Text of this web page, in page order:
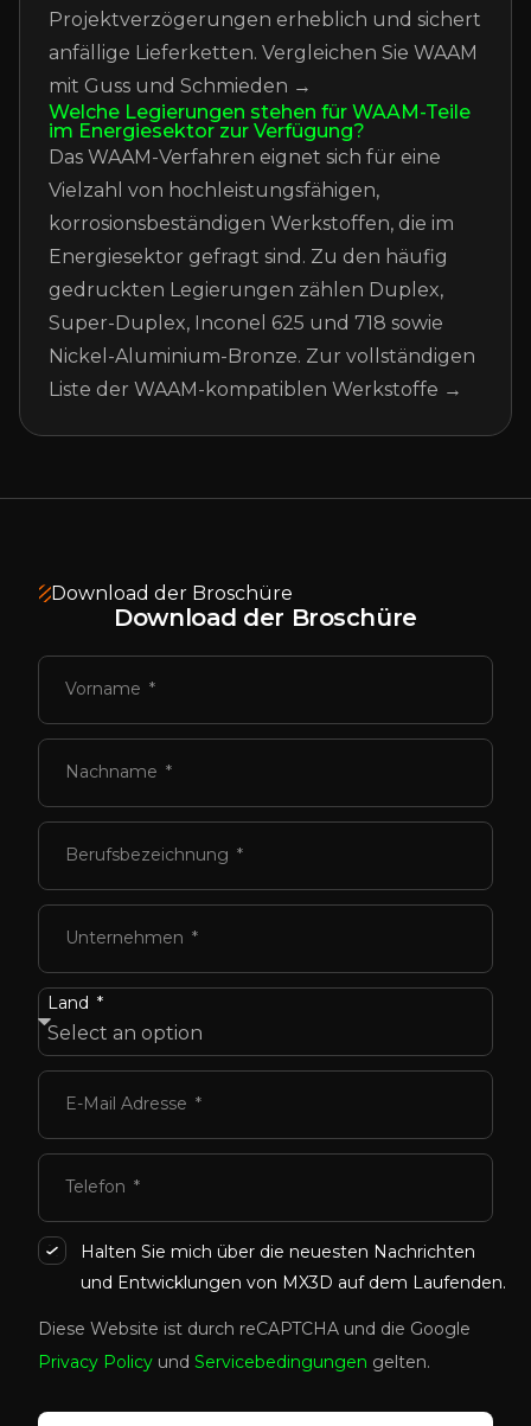
Projektverzögerungen erheblich und sichert
anfällige Lieferketten. Vergleichen Sie WAAM
mit Guss und Schmieden →
Welche Legierungen stehen für WAAM-Teile
im Energiesektor zur Verfügung?
Das WAAM-Verfahren eignet sich für eine
Vielzahl von hochleistungsfähigen,
korrosionsbeständigen Werkstoffen, die im
Energiesektor gefragt sind. Zu den häufig
gedruckten Legierungen zählen Duplex,
Super-Duplex, Inconel 625 und 718 sowie
Nickel-Aluminium-Bronze. Zur vollständigen
Liste der WAAM-kompatiblen Werkstoffe →
Download der Broschüre
Download der Broschüre
Vorname
Nachname
Berufsbezeichnung
Unternehmen
Land
E-Mail Adresse
Telefon
Halten Sie mich über die neuesten Nachrichten
und Entwicklungen von MX3D auf dem Laufenden.
Diese Website ist durch reCAPTCHA und die Google
Privacy Policy und Servicebedingungen gelten.